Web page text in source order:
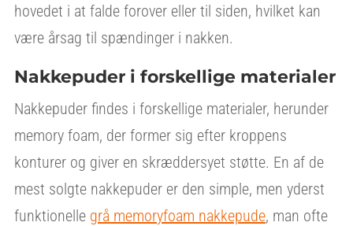
hovedet i at falde forover eller til siden, hvilket kan
være årsag til spændinger i nakken.
Nakkepuder i forskellige materialer
Nakkepuder findes i forskellige materialer, herunder
memory foam, der former sig efter kroppens
konturer og giver en skræddersyet støtte. En af de
mest solgte nakkepuder er den simple, men yderst
funktionelle grå memoryfoam nakkepude, man ofte